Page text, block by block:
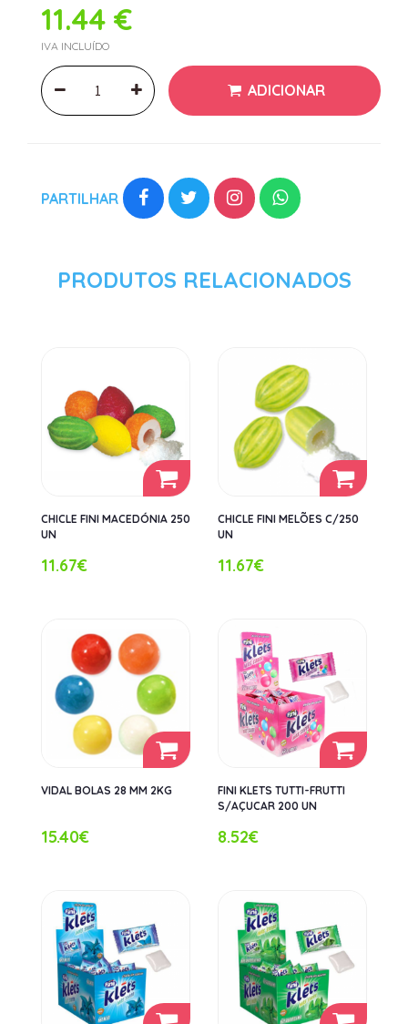
11.44 €
IVA INCLUÍDO
ADICIONAR
PARTILHAR
PRODUTOS RELACIONADOS
CHICLE FINI MACEDÓNIA 250
UN
11.67€
CHICLE FINI MELÕES C/250
UN
11.67€
VIDAL BOLAS 28 MM 2KG
15.40€
FINI KLETS TUTTI-FRUTTI
S/AÇUCAR 200 UN
8.52€